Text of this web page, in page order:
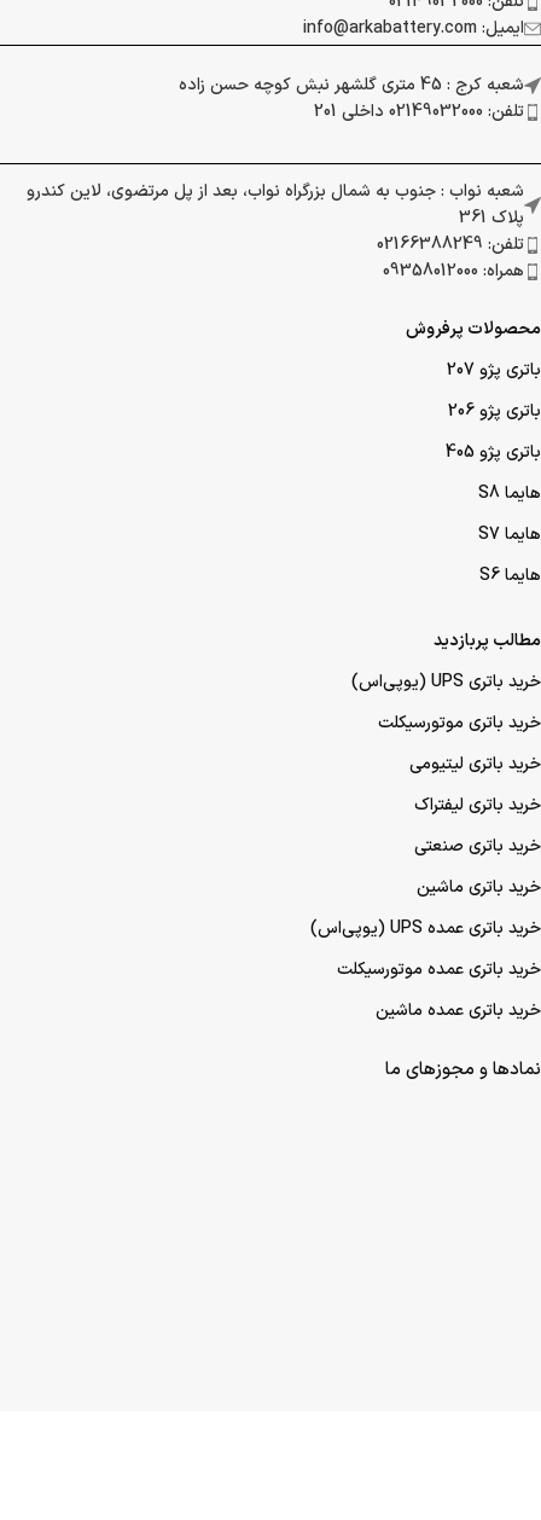
ایمیل: info@arkabattery.com
شعبه کرج : 45 متری گلشهر نبش کوچه حسن زاده
تلفن: 02149032000 داخلی 201
شعبه نواب : جنوب به شمال بزرگراه نواب، بعد از پل مرتضوی، لاین کندرو
پلاک 361
تلفن: 02166388249
همراه: 09358012000
محصولات پرفروش
باتری پژو 207
باتری پژو 206
باتری پژو 405
هایما S8
هایما S7
هایما S6
مطالب پربازدید
خرید باتری UPS (یو‌پی‌اس)
خرید باتری موتورسیکلت
خرید باتری لیتیومی
خرید باتری لیفتراک
خرید باتری صنعتی
خرید باتری ماشین
خرید باتری عمده UPS (یو‌پی‌اس)
خرید باتری عمده موتورسیکلت
خرید باتری عمده ماشین
نمادها و مجوزهای ما